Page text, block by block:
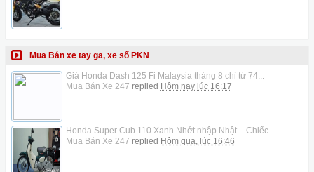
Mua Bán xe tay ga, xe số PKN
Giá Honda Dash 125 Fi Malaysia tháng 8 chỉ từ 74...
Mua Bán Xe 247 replied Hôm nay lúc 16:17
Honda Super Cub 110 Xanh Nhớt nhập Nhật – Chiếc...
Mua Bán Xe 247 replied Hôm qua, lúc 16:46